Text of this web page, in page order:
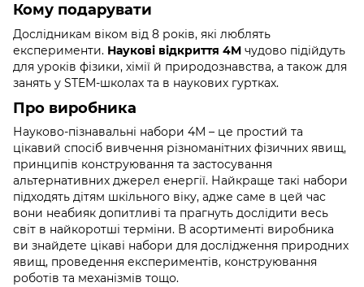
Кому подарувати
Дослідникам віком від 8 років, які люблять
експерименти. Наукові відкриття 4M чудово підійдуть
для уроків фізики, хімії й природознавства, а також для
занять у STEM-школах та в наукових гуртках.
Про виробника
Науково-пізнавальні набори 4М – це простий та
цікавий спосіб вивчення різноманітних фізичних явищ,
принципів конструювання та застосування
альтернативних джерел енергії. Найкраще такі набори
підходять дітям шкільного віку, адже саме в цей час
вони неабияк допитливі та прагнуть дослідити весь
світ в найкоротші терміни. В асортименті виробника
ви знайдете цікаві набори для дослідження природних
явищ, проведення експериментів, конструювання
роботів та механізмів тощо.